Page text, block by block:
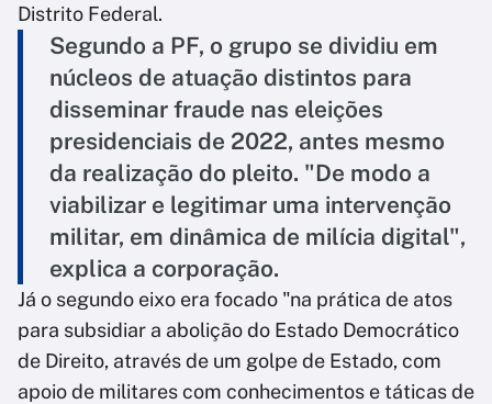
Distrito Federal.
Segundo a PF, o grupo se dividiu em
núcleos de atuação distintos para
disseminar fraude nas eleições
presidenciais de 2022, antes mesmo
da realização do pleito. "De modo a
viabilizar e legitimar uma intervenção
militar, em dinâmica de milícia digital",
explica a corporação.
Já o segundo eixo era focado "na prática de atos
para subsidiar a abolição do Estado Democrático
de Direito, através de um golpe de Estado, com
apoio de militares com conhecimentos e táticas de